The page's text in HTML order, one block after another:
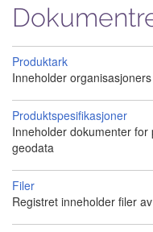
Produktark
Inneholder
Produktspesifikasjoner
Inneholder dokumenter
geodata
Filer
Registret inneholder filer